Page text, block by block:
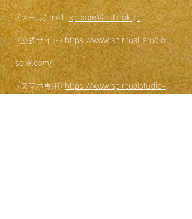
(メール) mail: sp.sore@outlook.jp
(公式サイト) https://www.spiritual-studio-
sore.com/
(スマホ専用) https://www.spiritualstudio-